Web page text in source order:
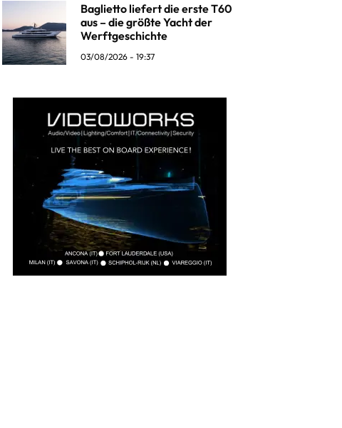
Baglietto liefert die erste T60
aus – die größte Yacht der
Werftgeschichte
03/08/2026 - 19:37